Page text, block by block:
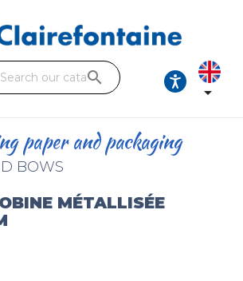
sheets
goods
search

paper and packaging
BOWS
MÉTALLISÉE